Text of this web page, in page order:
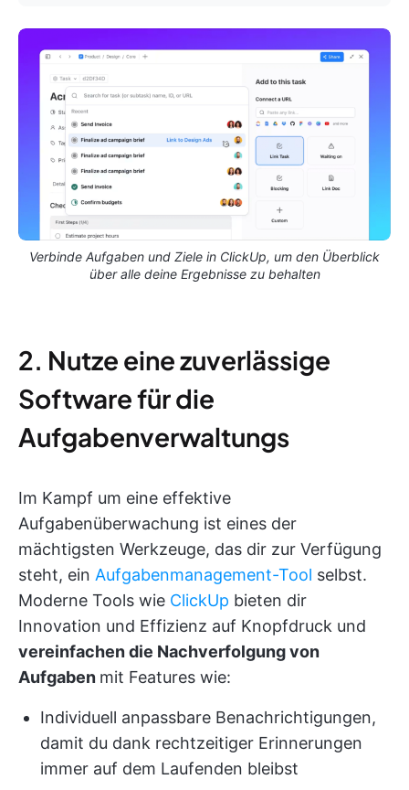
Verbinde Aufgaben und Ziele in ClickUp, um den Überblick
über alle deine Ergebnisse zu behalten
2. Nutze eine zuverlässige
Software für die
Aufgabenverwaltungs
Im Kampf um eine effektive
Aufgabenüberwachung ist eines der
mächtigsten Werkzeuge, das dir zur Verfügung
steht, ein Aufgabenmanagement-Tool selbst.
Moderne Tools wie ClickUp bieten dir
Innovation und Effizienz auf Knopfdruck und
vereinfachen die Nachverfolgung von
Aufgaben mit Features wie:
Individuell anpassbare Benachrichtigungen,
damit du dank rechtzeitiger Erinnerungen
immer auf dem Laufenden bleibst